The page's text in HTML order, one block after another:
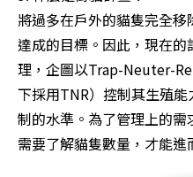
將過多在戶外的貓隻完全
達成的目標。因此，現在
理，企圖以Trap-Neuter-
下採用TNR）控制其生殖
制的水準。為了管理上的
需要了解貓隻數量，才能進